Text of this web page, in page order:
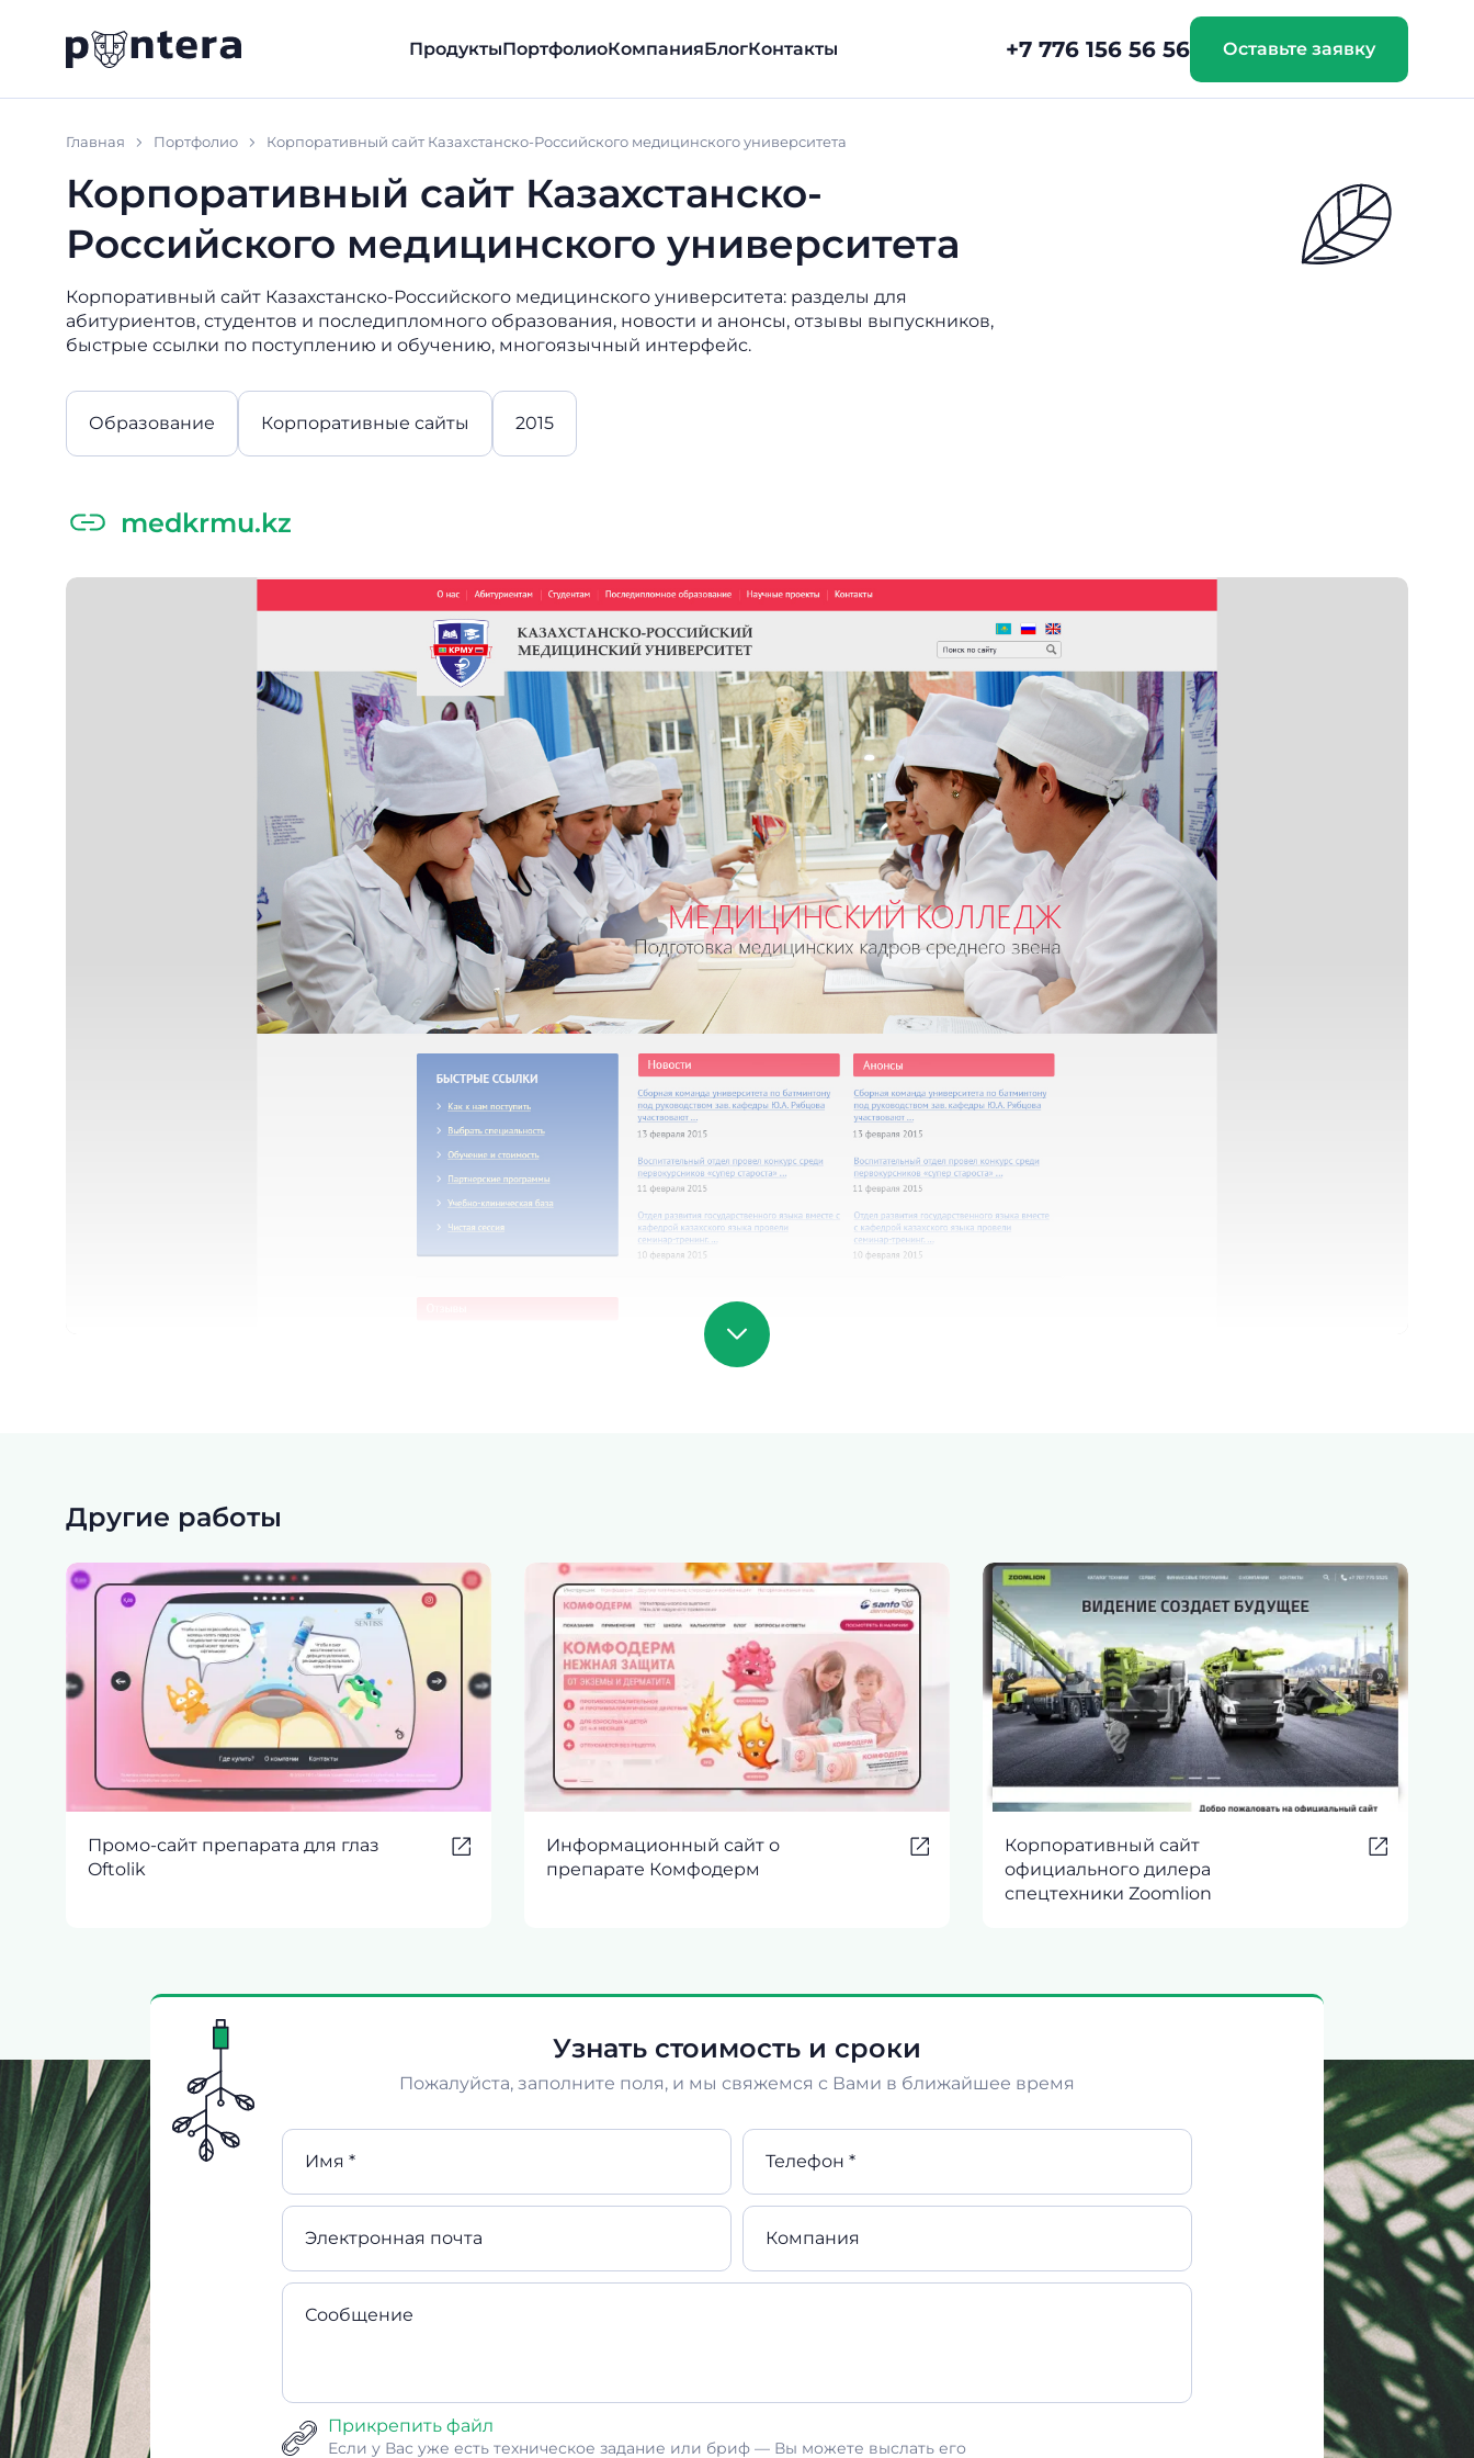
ПродуктыПортфолиоКомпанияБлогКонтакты +7 776 156 56 56 Оставьте заявку
Главная Портфолио Корпоративный сайт Казахстанско-Российского медицинского университета
Корпоративный сайт Казахстанско-
Российского медицинского университета
Корпоративный сайт Казахстанско-Российского медицинского университета: разделы для
абитуриентов, студентов и последипломного образования, новости и анонсы, отзывы выпускников,
быстрые ссылки по поступлению и обучению, многоязычный интерфейс.
Образование Корпоративные сайты 2015
medkrmu.kz
Другие работы
Промо-сайт препарата для глаз
Oftolik
Информационный сайт о
препарате Комфодерм
Корпоративный сайт
официального дилера
спецтехники Zoomlion
Узнать стоимость и сроки
Пожалуйста, заполните поля, и мы свяжемся с Вами в ближайшее время
Имя * Телефон *
Электронная почта Компания
Сообщение
Прикрепить файл
Если у Вас уже есть техническое задание или бриф — Вы можете выслать его